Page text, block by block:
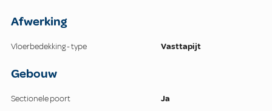
Afwerking
Vloerbedekking - type Vasttapijt
Gebouw
Sectionele poort Ja